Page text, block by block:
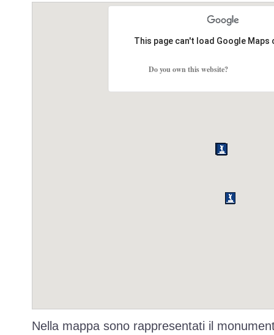
This page can't load Google
Do you own this website?
Nella mappa sono rappresentati il